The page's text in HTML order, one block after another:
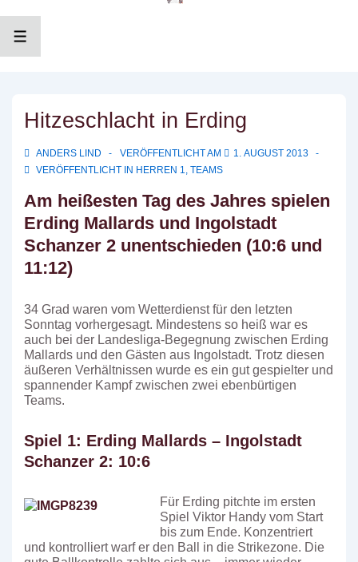
InhaltMENÜ
Hitzeschlacht in Erding
ANDERS LIND VERÖFFENTLICHT AM
1. AUGUST 2013
VERÖFFENTLICHT IN HERREN 1, TEAMS
Am heißesten Tag des Jahres spielen
Erding Mallards und Ingolstadt
Schanzer 2 unentschieden (10:6 und
11:12)
34 Grad waren vom Wetterdienst für den letzten
Sonntag vorhergesagt. Mindestens so heiß war es
auch bei der Landesliga-Begegnung zwischen Erding
Mallards und den Gästen aus Ingolstadt. Trotz diesen
äußeren Verhältnissen wurde es ein gut gespielter und
spannender Kampf zwischen zwei ebenbürtigen
Teams.
Spiel 1: Erding Mallards – Ingolstadt
Schanzer 2: 10:6
Für Erding pitchte im ersten
Spiel Viktor Handy vom Start
bis zum Ende. Konzentriert
und kontrolliert warf er den Ball in die Strikezone. Die